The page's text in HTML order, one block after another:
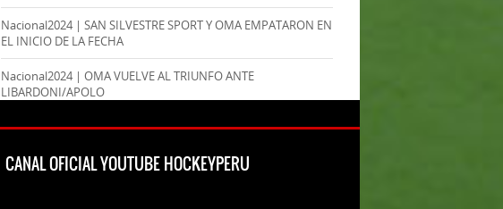
Nacional2024 | SAN SILVESTRE SPORT Y OMA EMPATARON EN
EL INICIO DE LA FECHA
Nacional2024 | OMA VUELVE AL TRIUNFO ANTE
LIBARDONI/APOLO
CANAL OFICIAL YOUTUBE HOCKEYPERU